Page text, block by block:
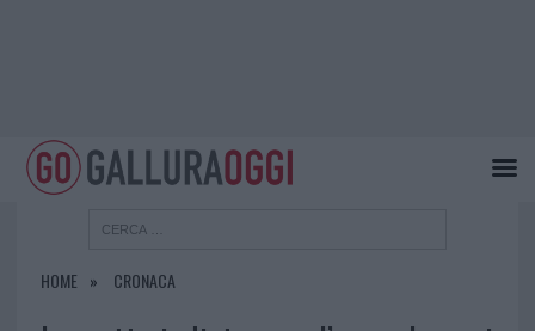
HOME CRONACA